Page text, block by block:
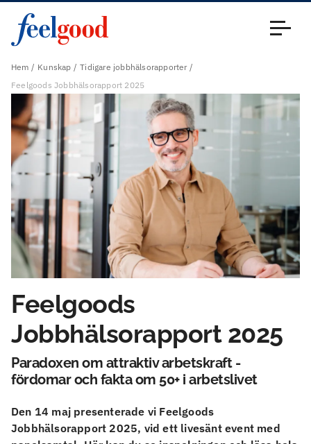
Hem Kunskap
Tidigare jobbhälsorapporter
Feelgoods Jobbhälsorapport 2025
Feelgoods
Jobbhälsorapport 2025
Paradoxen om attraktiv arbetskraft -
fördomar och fakta om 50+ i arbetslivet
Den 14 maj presenterade vi Feelgoods
Jobbhälsorapport 2025, vid ett livesänt event med